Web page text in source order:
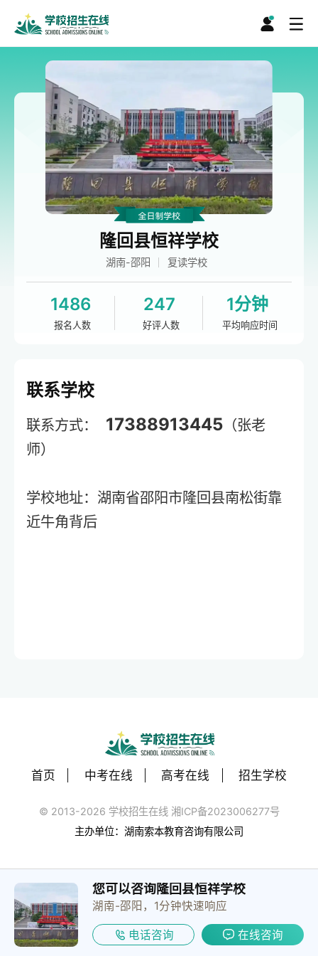
隆回县恒祥学校
湖南-邵阳 复读学校
1486
报名人数
247
好评人数
1分钟
平均响应时间
联系学校
联系方式： 17388913445 （张老
师）
学校地址：湖南省邵阳市隆回县南松街靠
近牛角背后
首页 中考在线 高考在线 招生学校
© 2013-2026 学校招生在线 湘ICP备2023006277号
主办单位：湖南索本教育咨询有限公司
您可以咨询隆回县恒祥学校
湖南-邵阳，1分钟快速响应
电话咨询 在线咨询